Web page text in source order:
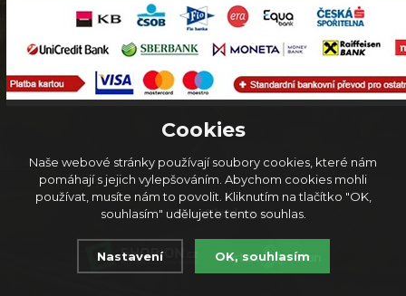
© 2026FreeFishing.cz
Cookies
Naše webové stránky používají soubory cookies, které nám
pomáhají s jejich vylepšováním. Abychom cookies mohli
používat, musíte nám to povolit. Kliknutím na tlačítko "OK,
souhlasím" udělujete tento souhlas.
Nastavení OK, souhlasím